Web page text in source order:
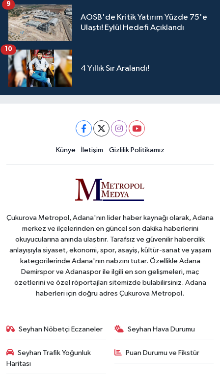
AOSB'de Kritik Yatırım Yüzde 75'e
Ulaştı! Eylül Hedefi Açıklandı
9
4 Yıllık Sır Aralandı!
10
Künye İletişim Gizlilik Politikamız
Çukurova Metropol, Adana'nın lider haber kaynağı olarak, Adana
merkez ve ilçelerinden en güncel son dakika haberlerini
okuyucularına anında ulaştırır. Tarafsız ve güvenilir habercilik
anlayışıyla siyaset, ekonomi, spor, asayiş, kültür-sanat ve yaşam
kategorilerinde Adana'nın nabzını tutar. Özellikle Adana
Demirspor ve Adanaspor ile ilgili en son gelişmeleri, maç
özetlerini ve özel röportajları sitemizde bulabilirsiniz. Adana
haberleri için doğru adres Çukurova Metropol.
Seyhan Nöbetçi Eczaneler Seyhan Hava Durumu
Seyhan Trafik Yoğunluk
Haritası
Puan Durumu ve Fikstür